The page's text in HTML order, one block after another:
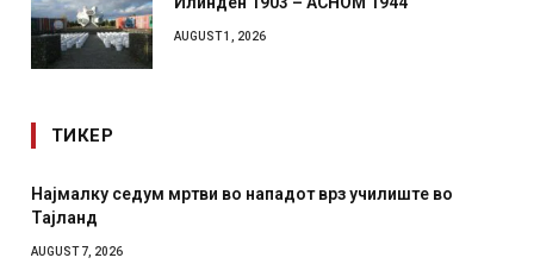
AUGUST 1, 2026
ТИКЕР
Најмалку седум мртви во нападот врз училиште во
Тајланд
AUGUST 7, 2026